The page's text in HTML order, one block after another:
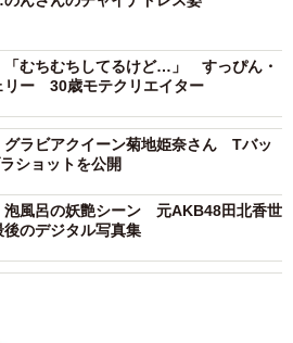
「むちむちしてるけど…」 すっぴん・
リー 30歳モテクリエイター
グラビアクイーン菊地姫奈さん Tバッ
ショットを公開
泡風呂の妖艶シーン 元AKB48田北香世
のデジタル写真集